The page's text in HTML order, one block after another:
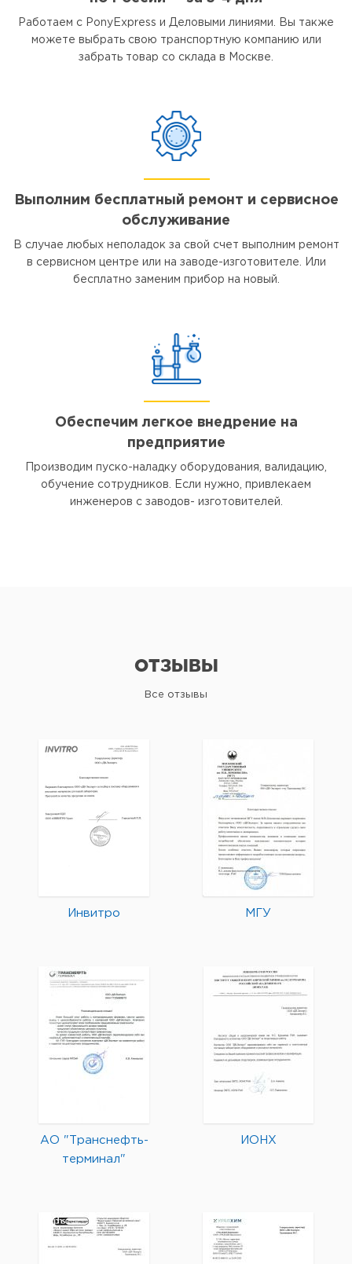
Работаем с PonyExpress и Деловыми линиями. Вы также
можете выбрать свою транспортную компанию или
забрать товар со склада в Москве.
Выполним бесплатный ремонт и сервисное
обслуживание
В случае любых неполадок за свой счет выполним ремонт
в сервисном центре или на заводе-изготовителе. Или
бесплатно заменим прибор на новый.
Обеспечим легкое внедрение на
предприятие
Производим пуско-наладку оборудования, валидацию,
обучение сотрудников. Если нужно, привлекаем
инженеров с заводов- изготовителей.
ОТЗЫВЫ
Все отзывы
Инвитро МГУ
АО "Транснефть-
терминал"
ИОНХ